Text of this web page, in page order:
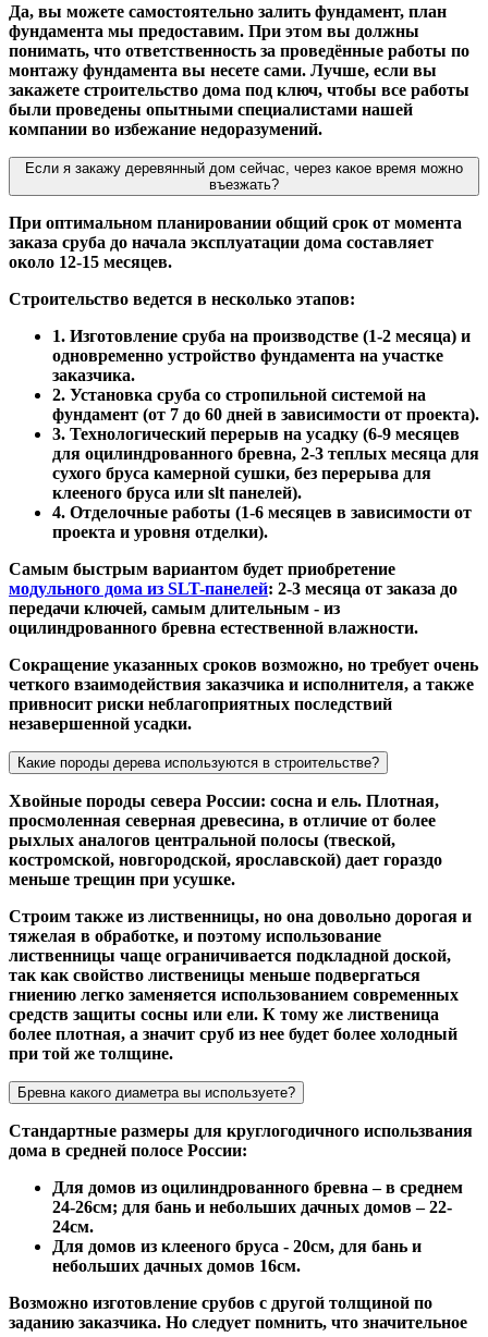
Да, вы можете самостоятельно залить фундамент, план
фундамента мы предоставим. При этом вы должны
понимать, что ответственность за проведённые работы по
монтажу фундамента вы несете сами. Лучше, если вы
закажете строительство дома под ключ, чтобы все работы
были проведены опытными специалистами нашей
компании во избежание недоразумений.
Если я закажу деревянный дом сейчас, через какое время можно
въезжать?
При оптимальном планировании общий срок от момента
заказа сруба до начала эксплуатации дома составляет
около 12-15 месяцев.
Строительство ведется в несколько этапов:
1. Изготовление сруба на производстве (1-2 месяца) и
одновременно устройство фундамента на участке
заказчика.
2. Установка сруба со стропильной системой на
фундамент (от 7 до 60 дней в зависимости от проекта).
3. Технологический перерыв на усадку (6-9 месяцев
для оцилиндрованного бревна, 2-3 теплых месяца для
сухого бруса камерной сушки, без перерыва для
клееного бруса или slt панелей).
4. Отделочные работы (1-6 месяцев в зависимости от
проекта и уровня отделки).
Самым быстрым вариантом будет приобретение
модульного дома из SLT-панелей: 2-3 месяца от заказа до
передачи ключей, самым длительным - из
оцилиндрованного бревна естественной влажности.
Сокращение указанных сроков возможно, но требует очень
четкого взаимодействия заказчика и исполнителя, а также
привносит риски неблагоприятных последствий
незавершенной усадки.
Какие породы дерева используются в строительстве?
Хвойные породы севера России: сосна и ель. Плотная,
просмоленная северная древесина, в отличие от более
рыхлых аналогов центральной полосы (твеской,
костромской, новгородской, ярославской) дает гораздо
меньше трещин при усушке.
Строим также из лиственницы, но она довольно дорогая и
тяжелая в обработке, и поэтому использование
лиственницы чаще ограничивается подкладной доской,
так как свойство лиственицы меньше подвергаться
гниению легко заменяется использованием современных
средств защиты сосны или ели. К тому же лиственица
более плотная, а значит сруб из нее будет более холодный
при той же толщине.
Бревна какого диаметра вы используете?
Стандартные размеры для круглогодичного использвания
дома в средней полосе России:
Для домов из оцилиндрованного бревна – в среднем
24-26см; для бань и небольших дачных домов – 22-
24см.
Для домов из клееного бруса - 20см, для бань и
небольших дачных домов 16см.
Возможно изготовление срубов с другой толщиной по
заданию заказчика. Но следует помнить, что значительное